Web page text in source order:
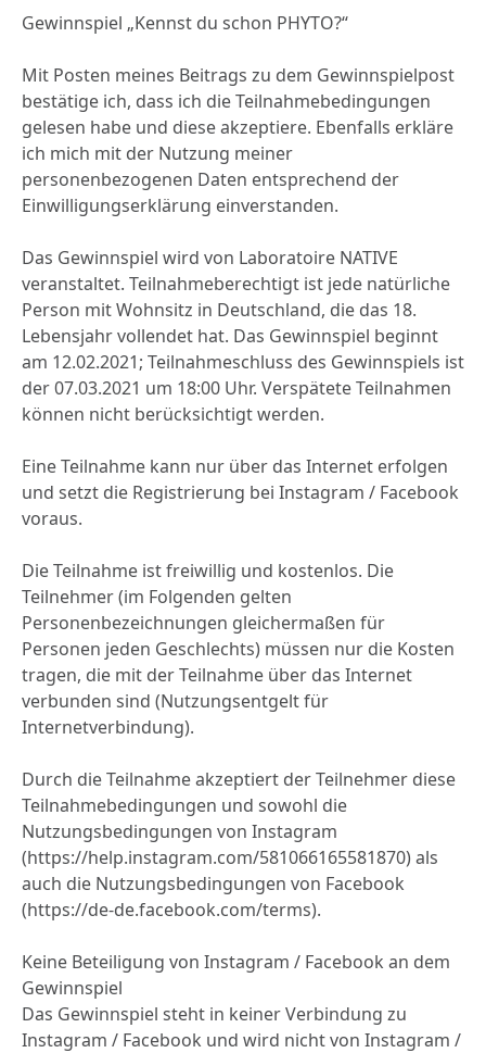
Gewinnspiel „Kennst du schon PHYTO?“
Mit Posten meines Beitrags zu dem Gewinnspielpost
bestätige ich, dass ich die Teilnahmebedingungen
gelesen habe und diese akzeptiere. Ebenfalls erkläre
ich mich mit der Nutzung meiner
personenbezogenen Daten entsprechend der
Einwilligungserklärung einverstanden.
Das Gewinnspiel wird von Laboratoire NATIVE
veranstaltet. Teilnahmeberechtigt ist jede natürliche
Person mit Wohnsitz in Deutschland, die das 18.
Lebensjahr vollendet hat. Das Gewinnspiel beginnt
am 12.02.2021; Teilnahmeschluss des Gewinnspiels ist
der 07.03.2021 um 18:00 Uhr. Verspätete Teilnahmen
können nicht berücksichtigt werden.
Eine Teilnahme kann nur über das Internet erfolgen
und setzt die Registrierung bei Instagram / Facebook
voraus.
Die Teilnahme ist freiwillig und kostenlos. Die
Teilnehmer (im Folgenden gelten
Personenbezeichnungen gleichermaßen für
Personen jeden Geschlechts) müssen nur die Kosten
tragen, die mit der Teilnahme über das Internet
verbunden sind (Nutzungsentgelt für
Internetverbindung).
Durch die Teilnahme akzeptiert der Teilnehmer diese
Teilnahmebedingungen und sowohl die
Nutzungsbedingungen von Instagram
(https://help.instagram.com/581066165581870) als
auch die Nutzungsbedingungen von Facebook
(https://de-de.facebook.com/terms).
Keine Beteiligung von Instagram / Facebook an dem
Gewinnspiel
Das Gewinnspiel steht in keiner Verbindung zu
Instagram / Facebook und wird nicht von Instagram /